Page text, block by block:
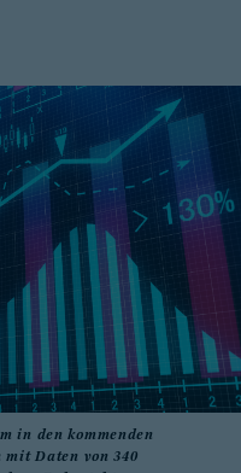
in den kommenden
mit Daten von 340